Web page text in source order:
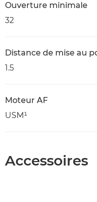
Ouverture minimale
32
Distance de mise au
1.5
Moteur AF
USM¹
Accessoires